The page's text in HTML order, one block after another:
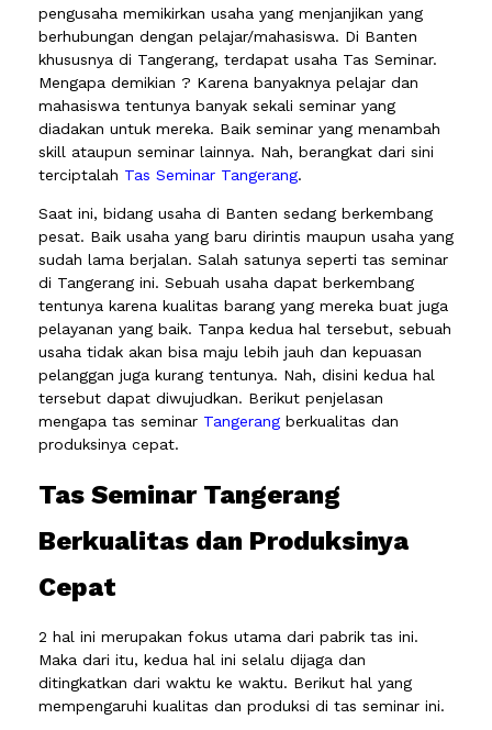
pengusaha memikirkan usaha yang menjanjikan yang
berhubungan dengan pelajar/mahasiswa. Di Banten
khususnya di Tangerang, terdapat usaha Tas Seminar.
Mengapa demikian ? Karena banyaknya pelajar dan
mahasiswa tentunya banyak sekali seminar yang
diadakan untuk mereka. Baik seminar yang menambah
skill ataupun seminar lainnya. Nah, berangkat dari sini
terciptalah Tas Seminar Tangerang.
Saat ini, bidang usaha di Banten sedang berkembang
pesat. Baik usaha yang baru dirintis maupun usaha yang
sudah lama berjalan. Salah satunya seperti tas seminar
di Tangerang ini. Sebuah usaha dapat berkembang
tentunya karena kualitas barang yang mereka buat juga
pelayanan yang baik. Tanpa kedua hal tersebut, sebuah
usaha tidak akan bisa maju lebih jauh dan kepuasan
pelanggan juga kurang tentunya. Nah, disini kedua hal
tersebut dapat diwujudkan. Berikut penjelasan
mengapa tas seminar Tangerang berkualitas dan
produksinya cepat.
Tas Seminar Tangerang
Berkualitas dan Produksinya
Cepat
2 hal ini merupakan fokus utama dari pabrik tas ini.
Maka dari itu, kedua hal ini selalu dijaga dan
ditingkatkan dari waktu ke waktu. Berikut hal yang
mempengaruhi kualitas dan produksi di tas seminar ini.